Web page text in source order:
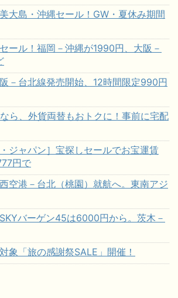
大島・沖縄セール！GW・夏休み期間
ール！福岡－沖縄が1990円、大阪－
－台北線発売開始、12時間限定990円
ら、外貨両替もおトクに！事前に宅配
ジャパン］宝探しセールでお宝運賃
円で
空港－台北（桃園）就航へ。東南アジ
SKYバーゲン45は6000円から。茨木－
象「旅の感謝祭SALE」開催！